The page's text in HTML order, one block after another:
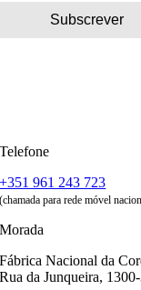
Telefone
+351 961 243 723
(chamada para rede móvel
Morada
Fábrica Nacional da
Rua da Junqueira,